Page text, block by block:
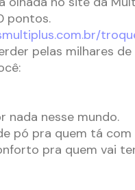
pontos.
pelas milhares
nada nesse mundo.
pó pra quem tá
pra quem vai